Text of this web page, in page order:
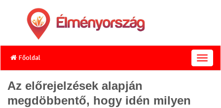
Főoldal
T
o
Az előrejelzések alapján
megdöbbentő, hogy idén milyen